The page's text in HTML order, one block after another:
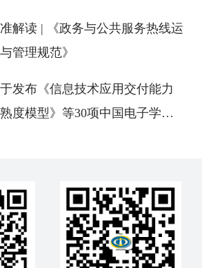
解读 | 《政务与公共服务热线运
管理规范》
发布《信息技术应用交付能力
度模型》等30项中国电子学会